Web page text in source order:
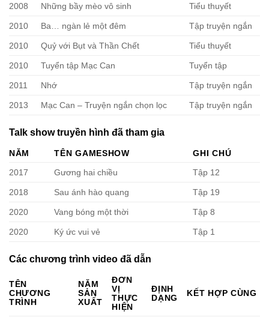
2008 Những bầy mèo vô sinh Tiểu thuyết
2010 Ba… ngàn lẻ một đêm Tập truyện ngắn
2010 Quỷ với Bụt và Thần Chết Tiểu thuyết
2010 Tuyển tập Mạc Can Tuyển tập
2011 Nhớ Tập truyện ngắn
2013 Mạc Can – Truyện ngắn chọn lọc Tập truyện ngắn
Talk show truyền hình đã tham gia
NĂM TÊN GAMESHOW
GHI CHÚ
2017
Gương hai chiều Tập 12
2018 Sau ánh hào quang Tập 19
2020 Vang bóng một thời Tập 8
2020 Ký ức vui vẻ Tập 1
Các chương trình video đã dẫn
TÊN
CHƯƠNG
TRÌNH
NĂM
SẢN
XUẤT
ĐƠN
VỊ
THỰC
HIỆN
ĐỊNH
DẠNG
KẾT HỢP CÙNG